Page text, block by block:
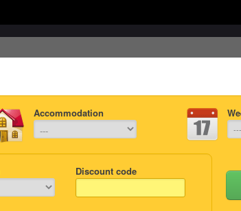
Accommodation
Discount code